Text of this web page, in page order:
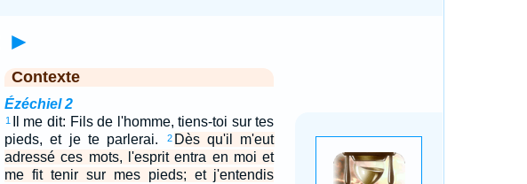
►
Contexte
Ézéchiel 2
1
Il me dit: Fils de l'homme, tiens-toi sur tes
pieds, et je te parlerai.
2 Dès qu'il m'eut
adressé ces mots, l'esprit entra en moi et
me fit tenir sur mes pieds; et j'entendis